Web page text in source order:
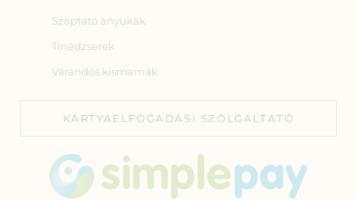
Szoptató anyukák
Tinédzserek
Várandós kismamák
KÁRTYAELFOGADÁSI SZOLGÁLTATÓ